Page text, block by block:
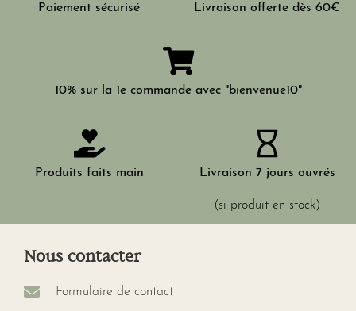
Paiement sécurisé Livraison offerte dès 60€
10% sur la 1e commande avec "bienvenue10"
Produits faits main Livraison 7 jours ouvrés
(si produit en stock)
Nous contacter
Formulaire de contact